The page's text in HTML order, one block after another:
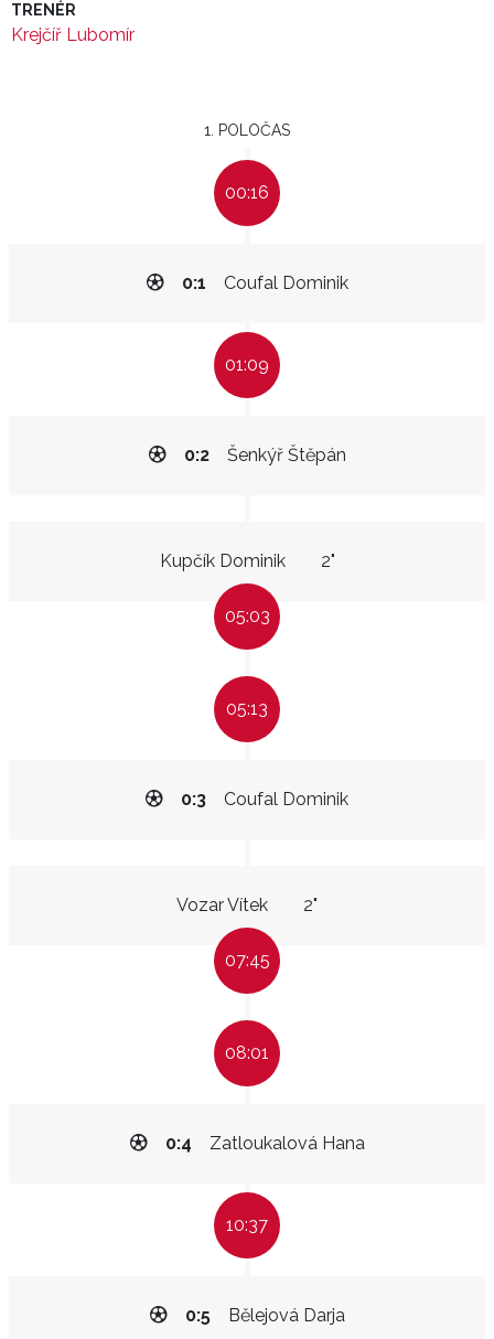
TRENÉR
Krejčíř Lubomír
1. POLOČAS
00:16
Coufal Dominik
0:1
01:09
Šenkýř Štěpán
0:2
Kupčík Dominik 2"
05:03
05:13
Coufal Dominik
0:3
Vozar Vítek 2"
07:45
08:01
Zatloukalová Hana
0:4
10:37
Bělejová Darja
0:5